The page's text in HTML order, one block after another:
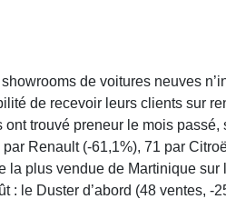
de voitures neuves
de recevoir leurs clients sur
ont trouvé preneur le mois
Renault (-61,1%), 71 par
la plus vendue de Martinique
: le Duster d’abord (48 ventes,